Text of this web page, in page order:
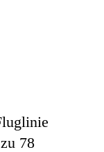
78